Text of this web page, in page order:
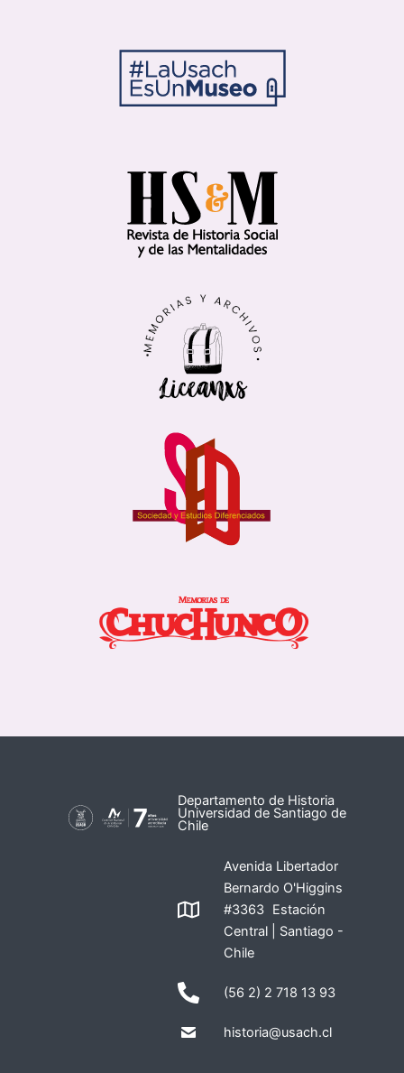
Departamento de Historia
Universidad de Santiago de
Chile
Avenida Libertador
Bernardo O'Higgins
#3363 Estación
Central | Santiago -
Chile
(56 2) 2 718 13 93
historia@usach.cl